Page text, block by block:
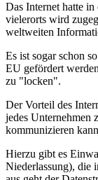
Das Internet hatte
vielerorts wird
weltweiten
Es ist sogar schon
EU gefördert
zu "locken".
Der Vorteil des
jedes Unternehmen
kommunizieren
Hierzu gibt es
Niederlassung), die